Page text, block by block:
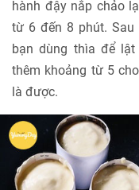
hành đậy nắp chảo
từ 6 đến 8 phút.
bạn dùng thìa để
thêm khoảng từ 5
là được.